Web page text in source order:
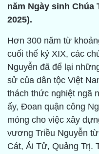
năm Ngày sinh Chúa
2025).
Hơn 300 năm từ
cuối thế kỷ XIX, các
Nguyễn đã để lại
sử của dân tộc Việt
thách thức nghiệt ngã
ấy, Đoan quận công
móng cho việc xây
vương Triều Nguyễn
Cát, Ái Tử, Quảng Trị.